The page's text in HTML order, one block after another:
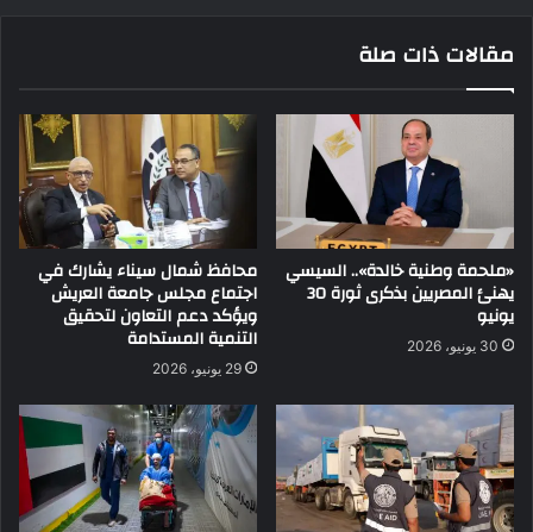
مقالات ذات صلة
«ملحمة وطنية خالدة».. السيسي
يهنئ المصريين بذكرى ثورة 30
يونيو
30 يونيو، 2026
محافظ شمال سيناء يشارك في
اجتماع مجلس جامعة العريش
ويؤكد دعم التعاون لتحقيق
التنمية المستدامة
29 يونيو، 2026